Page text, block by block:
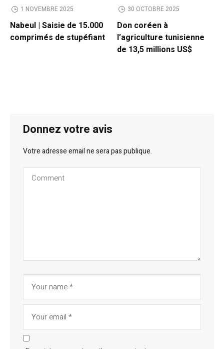
1 NOVEMBRE 2025
Nabeul | Saisie de 15.000
comprimés de stupéfiant
30 OCTOBRE 2025
Don coréen à
l’agriculture tunisienne
de 13,5 millions US$
Donnez votre avis
Votre adresse email ne sera pas publique.